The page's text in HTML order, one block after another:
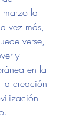
marzo la
vez más,
verse,
y
en la
creación